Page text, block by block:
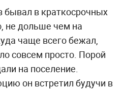
бывал в краткосрочных
не дольше чем на
чаще всего бежал,
совсем просто. Порой
на поселение.
он встретил будучи в